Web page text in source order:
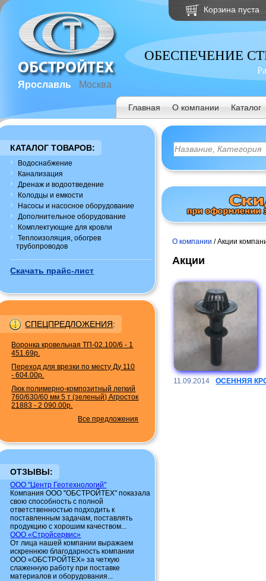
Ярославль Москва
Корзина пуста
ОБЕСПЕЧЕНИЕ
Главная О компании Каталог
КАТАЛОГ ТОВАРОВ:
Водоснабжение
Канализация
Дренаж и водоотведение
Колодцы и емкости
Насосы и насосное оборудование
Дополнительное оборудование
Комплектующие для кровли
Теплоизоляция, обогрев
трубопроводов
Скачать прайс-лист
СПЕЦПРЕДЛОЖЕНИЯ:
Воронка кровельная ТП-02.100/6 - 1
451.69р.
Переход для врезки по месту Ду 110
-604.00р.
Люк полимерно-композитный легкий
760/630/60 мм 5 т (зеленый) Агросток
21883 -2 090.00р.
Все предложения
ОТЗЫВЫ:
ООО "Центр Геотехнологий"
Компания ООО "ОБСТРОЙТЕХ" показала
свою способность с полной
ответственностью подходить к
поставленным задачам, поставлять
продукцию с хорошим качеством...
ООО «Стройсервис»
От лица нашей компании выражаем
искреннюю благодарность компании
ООО «ОБСТРОЙТЕХ» за четкую
слаженную работу при поставке
материалов и оборудования...
О компании / Акции
Акции
11.09.2014 ОСЕННЯЯ